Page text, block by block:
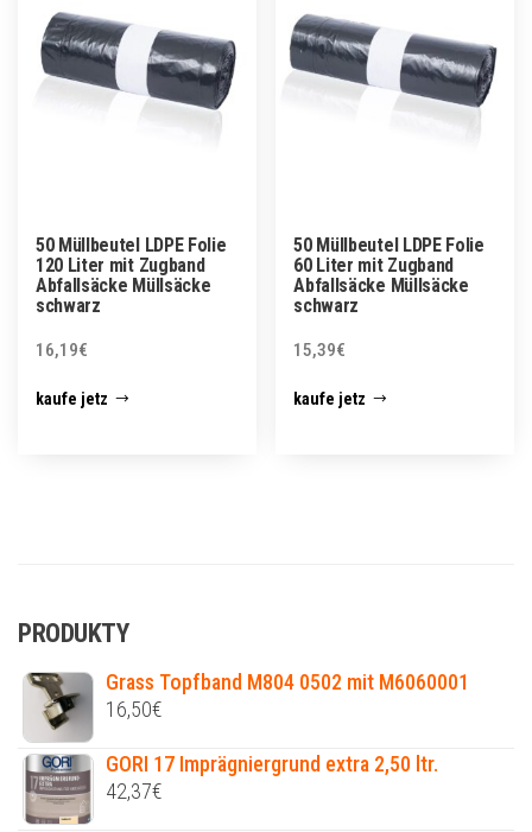
50 Müllbeutel LDPE Folie
120 Liter mit Zugband
Abfallsäcke Müllsäcke
schwarz
16,19€
kaufe jetz
50 Müllbeutel LDPE Folie
60 Liter mit Zugband
Abfallsäcke Müllsäcke
schwarz
15,39€
kaufe jetz
PRODUKTY
Grass Topfband M804 0502 mit M6060001
16,50€
GORI 17 Imprägniergrund extra 2,50 ltr.
42,37€